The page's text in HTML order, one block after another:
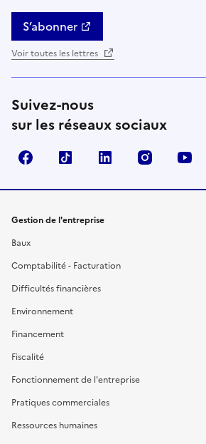
S’abonner
Voir toutes les lettres
Suivez-nous
sur les réseaux sociaux
FacebookTikTok Linkedin Instagram
Gestion de l'entreprise
Baux
Comptabilité - Facturation
Difficultés financières
Environnement
Financement
Fiscalité
Fonctionnement de l'entreprise
Pratiques commerciales
Ressources humaines